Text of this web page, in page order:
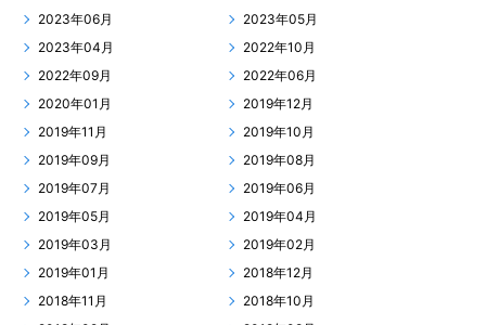
2023年06月
2023年05月
2023年04月
2022年10月
2022年09月
2022年06月
2020年01月
2019年12月
2019年11月
2019年10月
2019年09月
2019年08月
2019年07月
2019年06月
2019年05月
2019年04月
2019年03月
2019年02月
2019年01月
2018年12月
2018年11月
2018年10月